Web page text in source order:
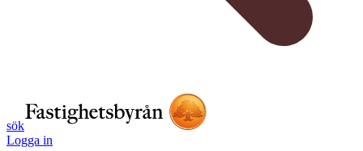
sök
Logga in